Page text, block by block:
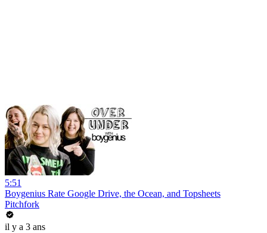
5:51
Boygenius Rate Google Drive, the Ocean, and Topsheets
Pitchfork
il y a 3 ans